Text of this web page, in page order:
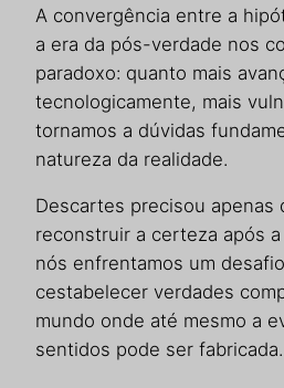
A convergência entre a
a era da pós-verdade nos
paradoxo: quanto mais
tecnologicamente, mais
tornamos a dúvidas
natureza da realidade.
Descartes precisou apenas
reconstruir a certeza após
nós enfrentamos um
cestabelecer verdades
mundo onde até mesmo a
sentidos pode ser fabricada.